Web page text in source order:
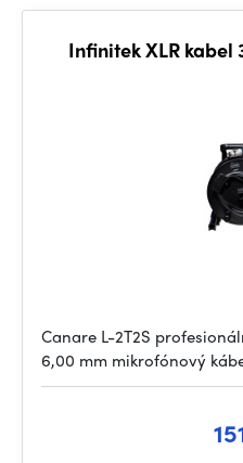
Infinitek XLR kabel
Canare L-2T2S
6,00 mm mikrofónový